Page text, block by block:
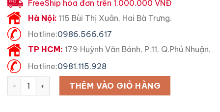
FreeShip hóa đơn trên 1.000.000 VNĐ
Hà Nội: 115 Bùi Thị Xuân, Hai Bà Trưng.
Hotline:0986.566.617
TP HCM: 179 Huỳnh Văn Bánh, P.11, Q.Phú Nhuận.
Hotline:0981.115.928
Son Lancome 367 Màu Bouquet Final số lượng
THÊM VÀO GIỎ HÀNG